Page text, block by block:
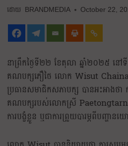
BRANDMEDIA October 22,
នាព្រឹកថ្ងៃទី២២ ខែតុលា ឆ្នាំ២០២៥ នៅ
គណបក្សភឿថៃ លោក Wisut
ប្រធានសមាជិកសភាបក្ស បានអះអាងថ
គណបក្សរបស់លោកស្រី
ការបង្ខំខ្លួន ឬជាការព្រួយបារម្ភពីបញ្ហ